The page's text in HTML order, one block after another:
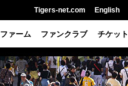
Tigers-net.com English
ファーム ファンクラブ チケット